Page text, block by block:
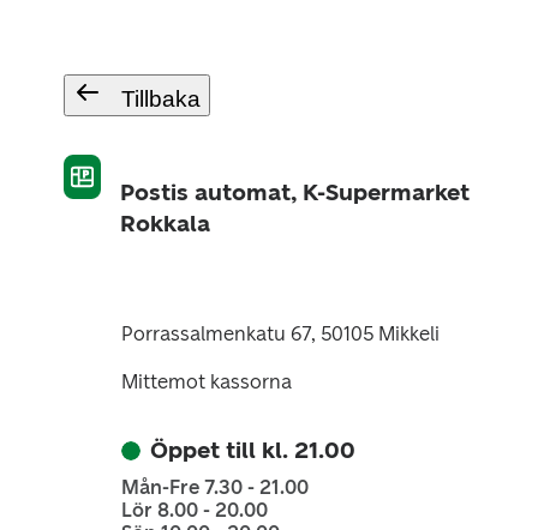
Tillbaka
Postis automat, K-Supermarket
Rokkala
Porrassalmenkatu 67, 50105 Mikkeli
Mittemot kassorna
Öppet till kl. 21.00
Mån-Fre 7.30 - 21.00
Lör 8.00 - 20.00